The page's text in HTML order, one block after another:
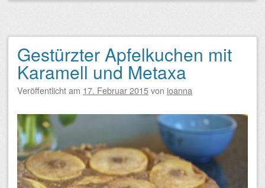
Gestürzter Apfelkuchen mit
Karamell und Metaxa
Veröffentlicht am 17. Februar 2015von ioanna